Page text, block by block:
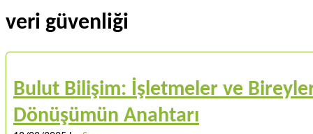
veri güvenliği
Bulut Bilişim: İşletmeler ve
Dönüşümün Anahtarı